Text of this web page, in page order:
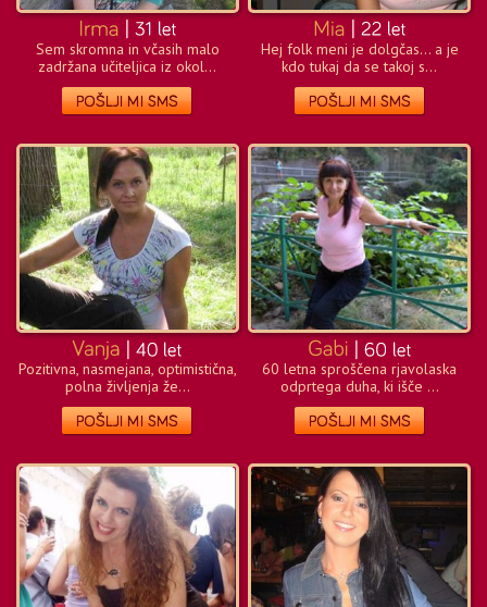
Sem skromna in včasih malo
zadržana učiteljica iz okol...
Hej folk meni je dolgčas... a je
kdo tukaj da se takoj s...
Pozitivna, nasmejana, optimistična,
polna življenja že...
60 letna sproščena rjavolaska
odprtega duha, ki išče ...